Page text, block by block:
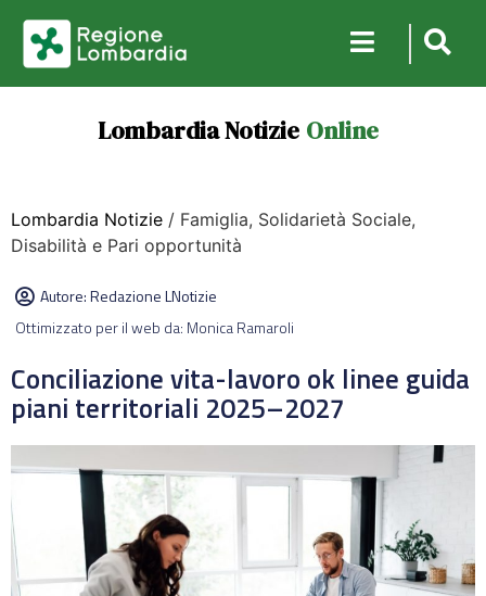
Lombardia Notizie Online
Lombardia Notizie / Famiglia, Solidarietà Sociale,
Disabilità e Pari opportunità
Autore:Redazione LNotizie
Ottimizzato per il web da: Monica Ramaroli
Conciliazione vita-lavoro ok linee guida
piani territoriali 2025–2027